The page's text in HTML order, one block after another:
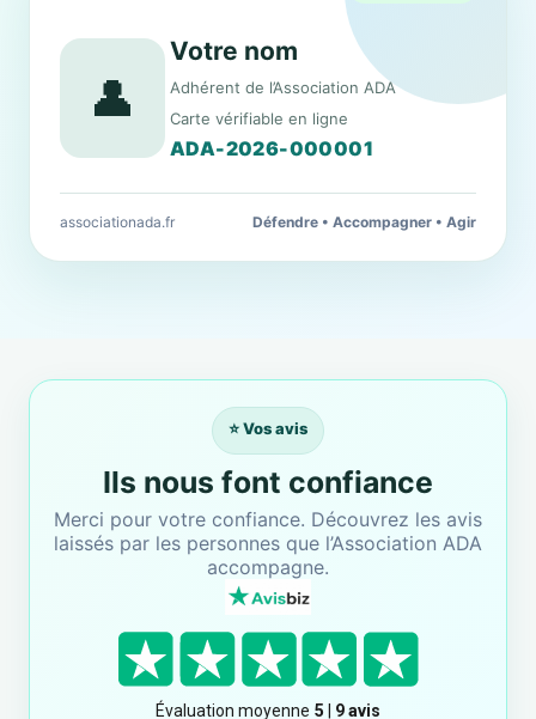
👤
Votre nom
Adhérent de l’Association ADA
Carte vérifiable en ligne
ADA-2026-000001
associationada.fr Défendre • Accompagner • Agir
⭐ Vos avis
Ils nous font confiance
Merci pour votre confiance. Découvrez les avis
laissés par les personnes que l’Association ADA
accompagne.